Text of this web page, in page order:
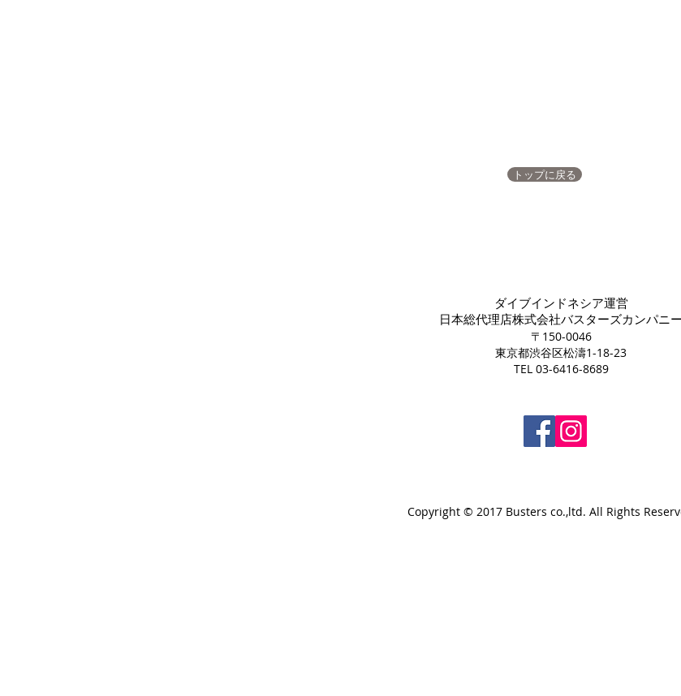
トップに戻る
​ダイブインドネシア運営
日本総代理店株式会社バスターズカンパニー
〒150-0046
東京都渋谷区松濤1-18-23
TEL 03-6416-8689
Copyright © 2017 Busters co.,ltd. All Rights